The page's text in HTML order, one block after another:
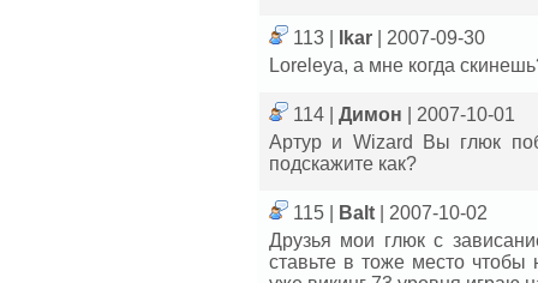
113 | Ikar
| 2007-09-30
Loreleya, а мне когда
114 | Димон
| 2007-10-01
Артур и Wizard Вы глюк
подскажите как?
115 | Balt
| 2007-10-02
Друзья мои глюк с
ставьте в тоже место